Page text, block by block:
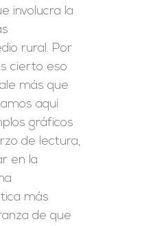
involucra la
rural. Por
cierto eso
más que
aquí
gráficos
de lectura,
en la
más
de que